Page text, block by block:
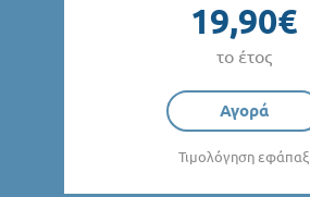
19,90€
το έτος
Αγορά
Τιμολόγηση εφάπαξ